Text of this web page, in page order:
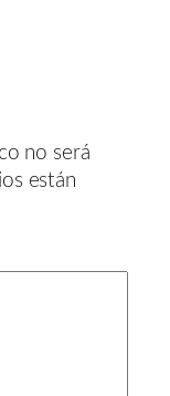
no será
están